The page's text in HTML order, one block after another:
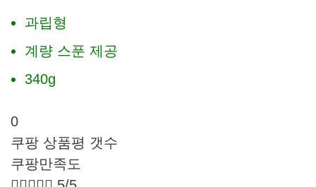
과립형
계량 스푼 제공
340g
0
쿠팡 상품평 갯수
쿠팡만족도